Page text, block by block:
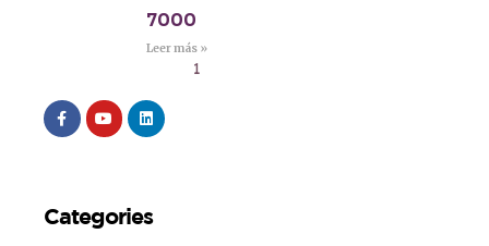
7000
Leer más »
1
Categories